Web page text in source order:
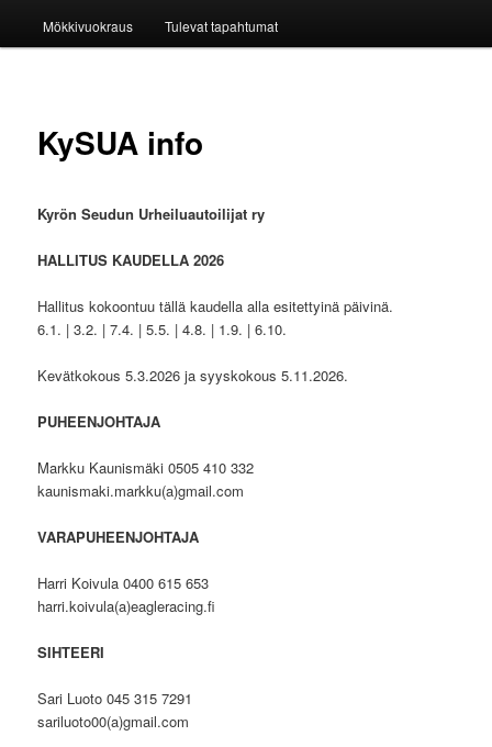
Mökkivuokraus Tulevat tapahtumat
KySUA info
Kyrön Seudun Urheiluautoilijat ry
HALLITUS KAUDELLA 2026
Hallitus kokoontuu tällä kaudella alla esitettyinä päivinä.
6.1. | 3.2. | 7.4. | 5.5. | 4.8. | 1.9. | 6.10.
Kevätkokous 5.3.2026 ja syyskokous 5.11.2026.
PUHEENJOHTAJA
Markku Kaunismäki 0505 410 332
kaunismaki.markku(a)gmail.com
VARAPUHEENJOHTAJA
Harri Koivula 0400 615 653
harri.koivula(a)eagleracing.fi
SIHTEERI
Sari Luoto 045 315 7291
sariluoto00(a)gmail.com